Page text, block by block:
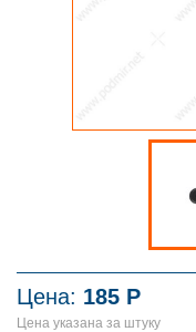
Цена: 185 Р
Цена указана за штуку